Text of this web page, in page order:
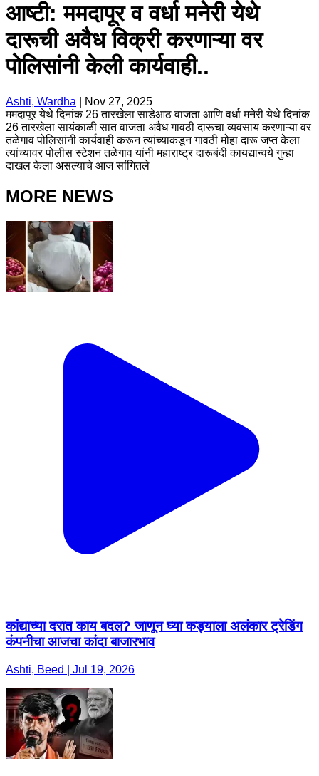
आष्टी: ममदापूर व वर्धा मनेरी येथे
दारूची अवैध विक्री करणाऱ्या वर
पोलिसांनी केली कार्यवाही..
Ashti, Wardha
Nov 27, 2025
ममदापूर येथे दिनांक 26 तारखेला साडेआठ वाजता आणि वर्धा मनेरी येथे दिनांक
26 तारखेला सायंकाळी सात वाजता अवैध गावठी दारूचा व्यवसाय करणाऱ्या वर
तळेगाव पोलिसांनी कार्यवाही करून त्यांच्याकडून गावठी मोहा दारू जप्त केला
त्यांच्यावर पोलीस स्टेशन तळेगाव यांनी महाराष्ट्र दारूबंदी कायद्यान्वये गुन्हा
दाखल केला असल्याचे आज सांगितले
MORE NEWS
कांद्याच्या दरात काय बदल? जाणून घ्या कड्याला अलंकार ट्रेडिंग
कंपनीचा आजचा कांदा बाजारभाव
Ashti, Beed | Jul 19, 2026